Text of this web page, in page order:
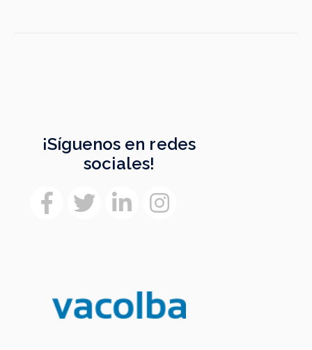
¡Síguenos en redes
sociales!